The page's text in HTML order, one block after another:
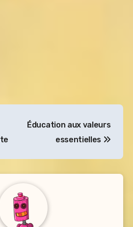
Éducation aux valeurs
essentielles